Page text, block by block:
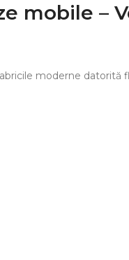
mobile –
moderne datorită